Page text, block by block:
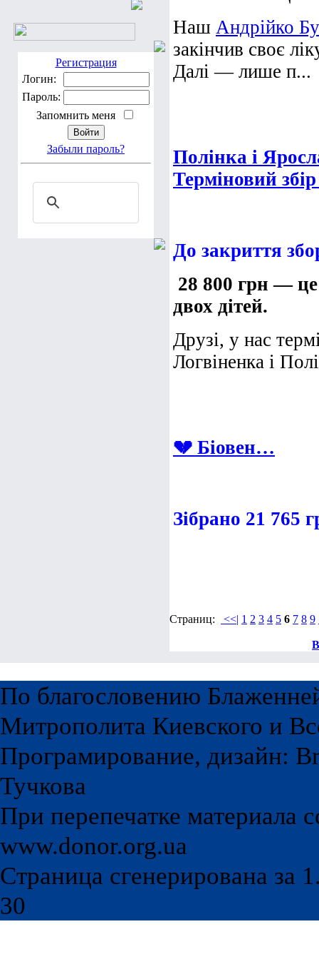
Регистрация
Логин:
Пароль:
Запомнить меня
Забыли пароль?
Наш Андрійко
закінчив своє
Далі — лише п...
Полінка і
Терміновий
До закриття
28 800 грн — це
двох дітей.
Друзі, у нас
Логвіненка і
💔 Біовен…
Зібрано 21 765
Страниц: <<| 1 2 3 4 5 6 7 8 9
По благословению
Митрополита Киевского и
Програмирование, дизайн:
Тучкова
При перепечатке материала
www.donor.org.ua
Страница сгенерирована за
30